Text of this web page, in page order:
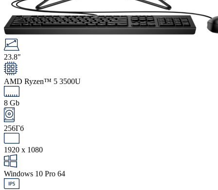
23.8"
AMD Ryzen™ 5 3500U
8 Gb
256Гб
1920 x 1080
Windows 10 Pro 64